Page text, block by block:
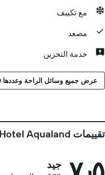
مع تكييف
مصعد
خدمة التخزين
عرض جميع وسائل الراحة وعددها 10
تقييمات Hotel Aqualand
جيد